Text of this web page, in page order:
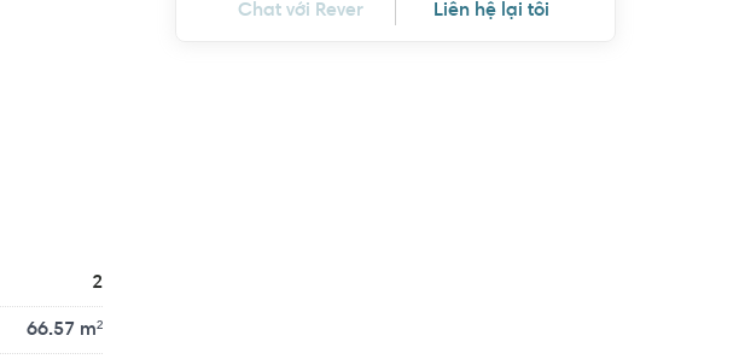
2
66.57 m²
Chat với Rever Liên hệ lại tôi